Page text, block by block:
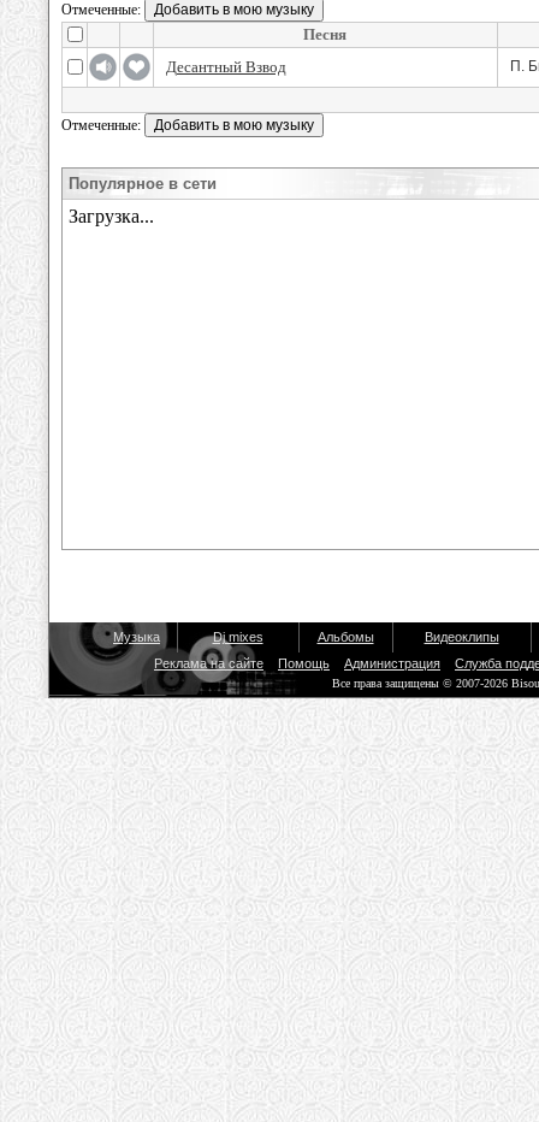
Отмеченные:
Песня
Десантный Взвод
П.
Отмеченные:
Популярное в сети
Музыка Dj mixes Альбомы
Видеоклипы
Реклама на сайте
Помощь Администрация Служба
Все права защищены © 2007-2026